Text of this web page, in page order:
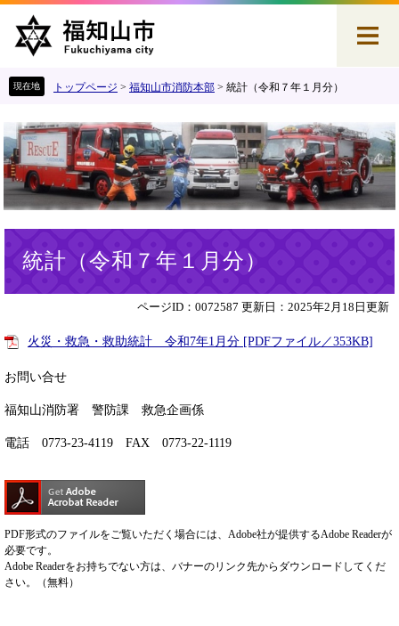
す
。
し
て
本
文
トップページ > 福知山市消防本部 > 統計（令和７年１月分）
統計（令和７年１月分）
ページID：0072587 更新日：2025年2月18日更新
火災・救急・救助統計 令和7年1月分 [PDFファイル／353KB]
お問い合せ
福知山消防署 警防課 救急企画係
電話 0773-23-4119 FAX 0773-22-1119
PDF形式のファイルをご覧いただく場合には、Adobe社が提供するAdobe Readerが
必要です。
Adobe Readerをお持ちでない方は、バナーのリンク先からダウンロードしてくだ
さい。（無料）